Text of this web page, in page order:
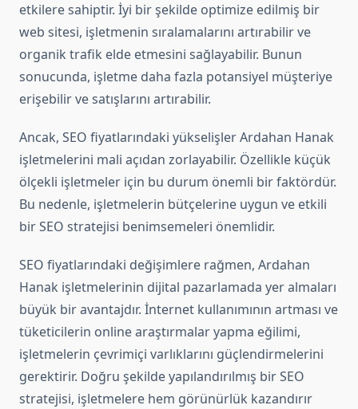
etkilere sahiptir. İyi bir şekilde optimize edilmiş bir
web sitesi, işletmenin sıralamalarını artırabilir ve
organik trafik elde etmesini sağlayabilir. Bunun
sonucunda, işletme daha fazla potansiyel müşteriye
erişebilir ve satışlarını artırabilir.
Ancak, SEO fiyatlarındaki yükselişler Ardahan Hanak
işletmelerini mali açıdan zorlayabilir. Özellikle küçük
ölçekli işletmeler için bu durum önemli bir faktördür.
Bu nedenle, işletmelerin bütçelerine uygun ve etkili
bir SEO stratejisi benimsemeleri önemlidir.
SEO fiyatlarındaki değişimlere rağmen, Ardahan
Hanak işletmelerinin dijital pazarlamada yer almaları
büyük bir avantajdır. İnternet kullanımının artması ve
tüketicilerin online araştırmalar yapma eğilimi,
işletmelerin çevrimiçi varlıklarını güçlendirmelerini
gerektirir. Doğru şekilde yapılandırılmış bir SEO
stratejisi, işletmelere hem görünürlük kazandırır